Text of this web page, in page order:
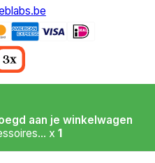
aan je winkelwagen
x1